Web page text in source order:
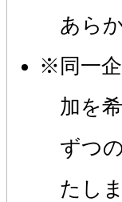
あら
同一
加を
ずつ
たし